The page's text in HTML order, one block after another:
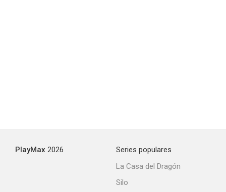
PlayMax 2026
Series populares
La Casa del Dragón
Silo